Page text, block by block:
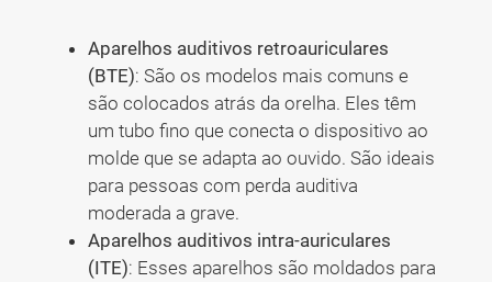
Aparelhos auditivos retroauriculares
(BTE): São os modelos mais comuns e
são colocados atrás da orelha. Eles têm
um tubo fino que conecta o dispositivo ao
molde que se adapta ao ouvido. São ideais
para pessoas com perda auditiva
moderada a grave.
Aparelhos auditivos intra-auriculares
(ITE): Esses aparelhos são moldados para